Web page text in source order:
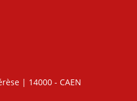
| 14000 - CAEN